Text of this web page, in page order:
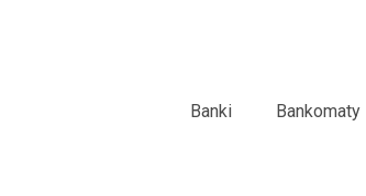
Banki Bankomaty